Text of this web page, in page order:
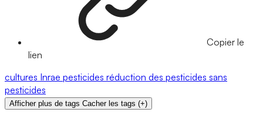
Copier le
lien
cultures Inrae pesticides réduction des pesticides sans
pesticides
Afficher plus de tags Cacher les tags (+)